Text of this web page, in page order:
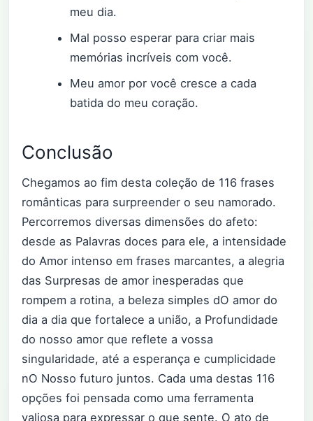
meu dia.
Mal posso esperar para criar mais
memórias incríveis com você.
Meu amor por você cresce a cada
batida do meu coração.
Conclusão
Chegamos ao fim desta coleção de 116 frases
românticas para surpreender o seu namorado.
Percorremos diversas dimensões do afeto:
desde as Palavras doces para ele, a intensidade
do Amor intenso em frases marcantes, a alegria
das Surpresas de amor inesperadas que
rompem a rotina, a beleza simples dO amor do
dia a dia que fortalece a união, a Profundidade
do nosso amor que reflete a vossa
singularidade, até a esperança e cumplicidade
nO Nosso futuro juntos. Cada uma destas 116
opções foi pensada como uma ferramenta
valiosa para expressar o que sente. O ato de